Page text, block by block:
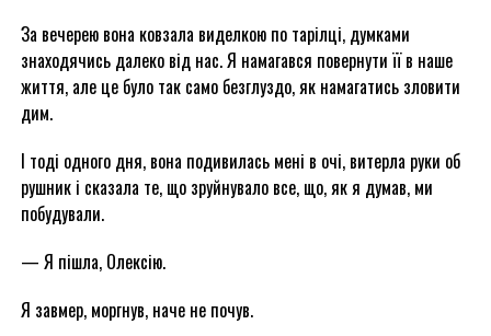
За вечерею вона ковзала виделкою по тарілці, думками
знаходячись далеко від нас. Я намагався повернути її в наше
життя, але це було так само безглуздо, як намагатись зловити
дим.
І тоді одного дня, вона подивилась мені в очі, витерла руки об
рушник і сказала те, що зруйнувало все, що, як я думав, ми
побудували.
— Я пішла, Олексію.
Я завмер, моргнув, наче не почув.